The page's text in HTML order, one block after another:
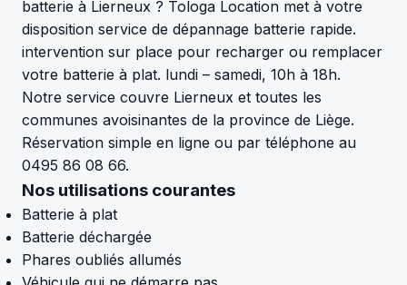
batterie à Lierneux ? Tologa Location met à votre
disposition service de dépannage batterie rapide.
intervention sur place pour recharger ou remplacer
votre batterie à plat. lundi – samedi, 10h à 18h.
Notre service couvre Lierneux et toutes les
communes avoisinantes de la province de Liège.
Réservation simple en ligne ou par téléphone au
0495 86 08 66.
Nos utilisations courantes
Batterie à plat
Batterie déchargée
Phares oubliés allumés